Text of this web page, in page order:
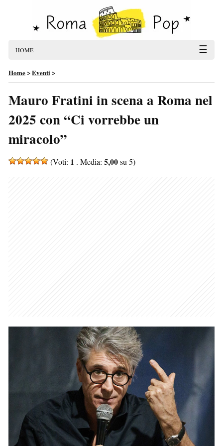
HOME ☰
Home>Eventi>
Mauro Fratini in scena a Roma nel
2025 con “Ci vorrebbe un
miracolo”
(Voti: 1 . Media: 5,00su 5)